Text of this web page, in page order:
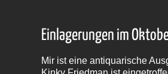
Einlagerungen im
Mir ist eine antiquarische